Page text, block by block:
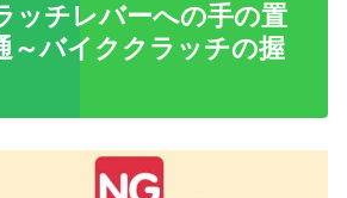
ッチレバーへの手の置
～バイククラッチの握